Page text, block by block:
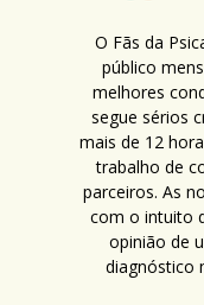
O Fãs da
público
melhores
segue sérios
mais de 12
trabalho de
parceiros. As
com o intuito
opinião de
diagnóstico